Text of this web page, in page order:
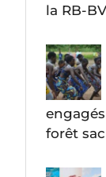
la RB-
forêt